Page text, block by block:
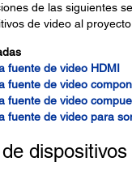
de las siguientes
de video al
fuente de video HDMI
fuente de video
fuente de video
fuente de video para